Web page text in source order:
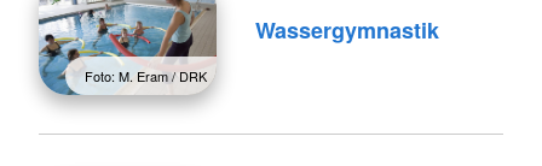
Foto: M. Eram / DRK
Wassergymnastik